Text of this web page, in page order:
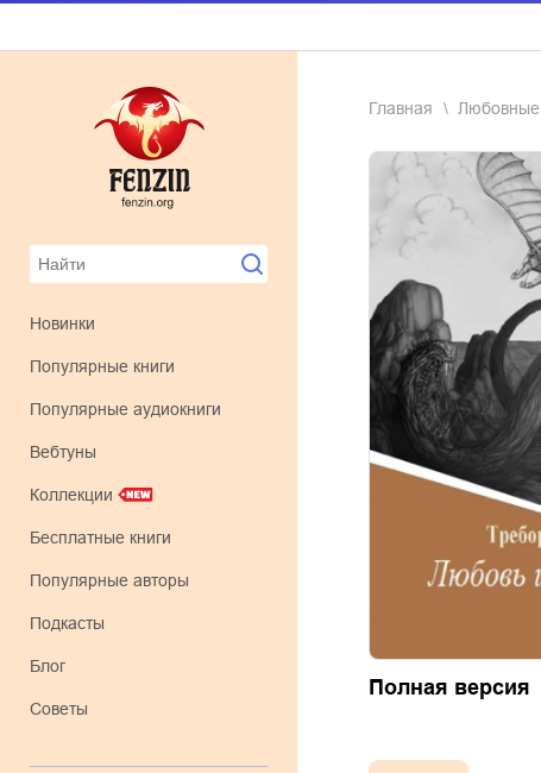
Новинки
Популярные книги
Популярные аудиокниги
Вебтуны
Коллекции
Бесплатные книги
Популярные авторы
Подкасты
Блог
Советы
Главная
Полная версия